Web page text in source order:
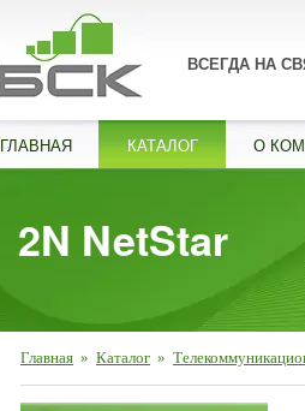
ВСЕГДА НА
ГЛАВНАЯ КАТАЛОГ О
2N NetStar
Главная » Каталог »